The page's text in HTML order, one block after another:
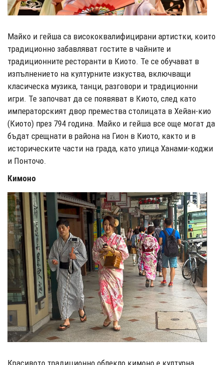
Майко и гейша са висококвалифицирани артистки, които
традиционно забавляват гостите в чайните и
традиционните ресторанти в Киото. Те се обучават в
изпълнението на културните изкуства, включващи
класическа музика, танци, разговори и традиционни
игри. Те започват да се появяват в Киото, след като
императорският двор премества столицата в Хейан-кио
(Киото) през 794 година. Майко и гейша все още могат да
бъдат срещнати в района на Гион в Киото, както и в
историческите части на града, като улица Ханами-коджи
и Понточо.
Кимоно